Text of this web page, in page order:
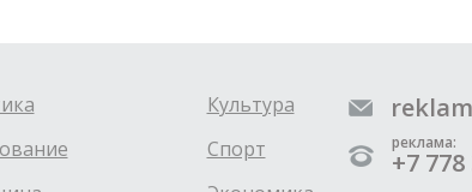
Культура
Спорт
реклама:
+7 778